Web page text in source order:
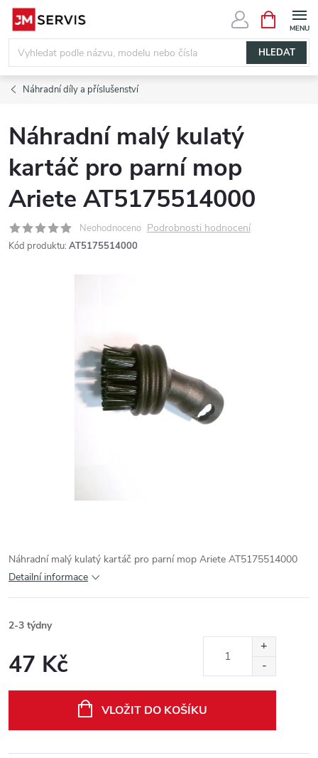
Přejít
obsah
HLEDAT
NÁKUPNÍ
KOŠÍK
Náhradní díly a příslušenství
Náhradní malý kulatý
kartáč pro parní mop
Ariete AT5175514000
Neohodnoceno Podrobnosti hodnocení
Kód produktu: AT5175514000
Náhradní malý kulatý kartáč pro parní mop Ariete AT5175514000
Detailní informace
2-3 týdny
47 Kč
VLOŽIT DO KOŠÍKU